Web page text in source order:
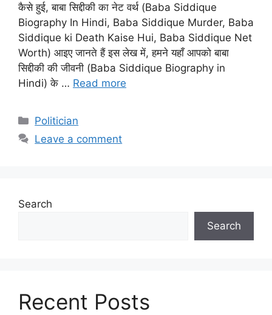
कैसे हुई, बाबा सिद्दीकी का नेट वर्थ (Baba Siddique
Biography In Hindi, Baba Siddique Murder, Baba
Siddique ki Death Kaise Hui, Baba Siddique Net
Worth) आइए जानते हैं इस लेख में, हमने यहाँ आपको बाबा
सिद्दीकी की जीवनी (Baba Siddique Biography in
Hindi) के … Read more
Categories
Politician
Leave a comment
Search
Search
Recent Posts